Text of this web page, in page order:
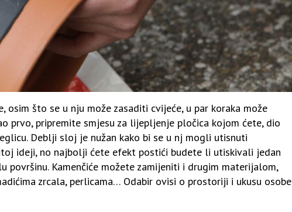
osim što se u nju može zasaditi cvijeće, u par koraka može
prvo, pripremite smjesu za lijepljenje pločica kojom ćete, dio
Deblji sloj je nužan kako bi se u nj mogli utisnuti
ideji, no najbolji ćete efekt postići budete li utiskivali jedan
površinu. Kamenčiće možete zamijeniti i drugim materijalom,
zrcala, perlicama… Odabir ovisi o prostoriji i ukusu osobe